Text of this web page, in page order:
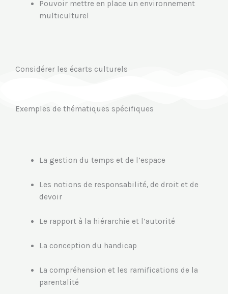
Pouvoir mettre en place un environnement
multiculturel
Considérer les écarts culturels
Exemples de thématiques spécifiques
La gestion du temps et de l’espace
Les notions de responsabilité, de droit et de
devoir
Le rapport à la hiérarchie et l’autorité
La conception du handicap
La compréhension et les ramifications de la
parentalité